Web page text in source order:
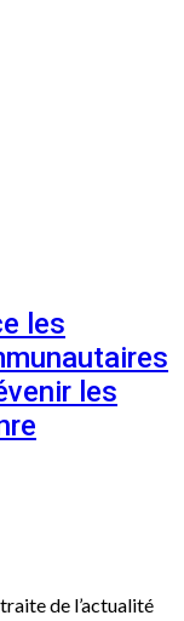
les
les
de l’actualité